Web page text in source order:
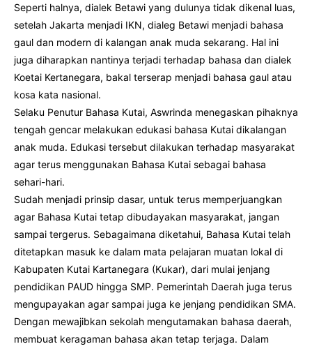
Seperti halnya, dialek Betawi yang dulunya tidak dikenal luas,
setelah Jakarta menjadi IKN, dialeg Betawi menjadi bahasa
gaul dan modern di kalangan anak muda sekarang. Hal ini
juga diharapkan nantinya terjadi terhadap bahasa dan dialek
Koetai Kertanegara, bakal terserap menjadi bahasa gaul atau
kosa kata nasional.
Selaku Penutur Bahasa Kutai, Aswrinda menegaskan pihaknya
tengah gencar melakukan edukasi bahasa Kutai dikalangan
anak muda. Edukasi tersebut dilakukan terhadap masyarakat
agar terus menggunakan Bahasa Kutai sebagai bahasa
sehari-hari.
Sudah menjadi prinsip dasar, untuk terus memperjuangkan
agar Bahasa Kutai tetap dibudayakan masyarakat, jangan
sampai tergerus. Sebagaimana diketahui, Bahasa Kutai telah
ditetapkan masuk ke dalam mata pelajaran muatan lokal di
Kabupaten Kutai Kartanegara (Kukar), dari mulai jenjang
pendidikan PAUD hingga SMP. Pemerintah Daerah juga terus
mengupayakan agar sampai juga ke jenjang pendidikan SMA.
Dengan mewajibkan sekolah mengutamakan bahasa daerah,
membuat keragaman bahasa akan tetap terjaga. Dalam